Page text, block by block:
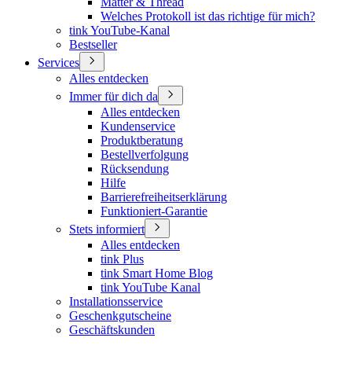
Welches Protokoll ist das richtige für mich?
tink YouTube-Kanal
Bestseller
Services
Alles entdecken
Immer für dich da
Alles entdecken
Kundenservice
Produktberatung
Bestellverfolgung
Rücksendung
Hilfe
Barrierefreiheitserklärung
Funktioniert-Garantie
Stets informiert
Alles entdecken
tink Plus
tink Smart Home Blog
tink YouTube Kanal
Installationsservice
Geschenkgutscheine
Geschäftskunden